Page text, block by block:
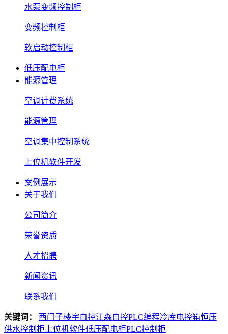
水泵变频控制柜
变频控制柜
软启动控制柜
低压配电柜
能源管理
空调计费系统
能源管理
空调集中控制系统
上位机软件开发
案例展示
关于我们
公司简介
荣誉资质
人才招聘
新闻资讯
联系我们
关键词： 西门子楼宇自控江森自控PLC编程冷库电控箱恒压
供水控制柜 上位机软件低压配电柜PLC控制柜